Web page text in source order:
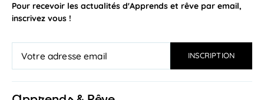
Pour recevoir les actualités d'Apprends et rêve par email,
inscrivez vous !